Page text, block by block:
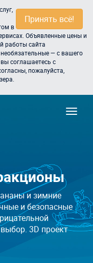
Принять всё!
в
Объявленные цены и
работы сайта
— с вашего
соглашаетесь с
пожалуйста,
и зимние
и безопасные
3D проект